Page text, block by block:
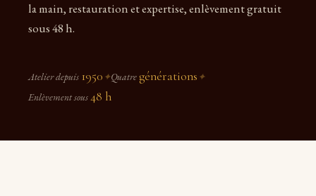
la main, restauration et expertise, enlèvement gratuit
sous 48 h.
Atelier depuis 1950 ✦Quatre générations ✦
Enlèvement sous48 h